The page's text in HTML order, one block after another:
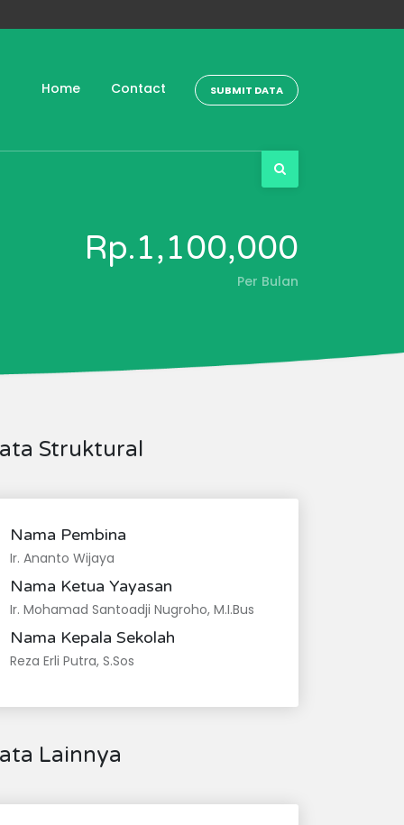
Home Contact SUBMIT DATA
Rp.1,100,000
Per Bulan
Struktural
Nama Pembina
Ir. Ananto Wijaya
Nama Ketua Yayasan
Ir. Mohamad Santoadji Nugroho, M.I.Bus
Nama Kepala Sekolah
Reza Erli Putra, S.Sos
Lainnya